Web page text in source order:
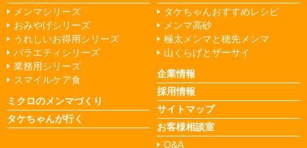
メンマシリーズ
おみやげシリーズ
うれしいお得用シリーズ
バラエティシリーズ
業務用シリーズ
スマイルケア食
ミクロのメンマづくり
タケちゃんが行く
タケちゃんおすすめレシピ
メンマ高砂
極太メンマと穂先メンマ
山くらげとザーサイ
企業情報
採用情報
サイトマップ
お客様相談室
Q&A